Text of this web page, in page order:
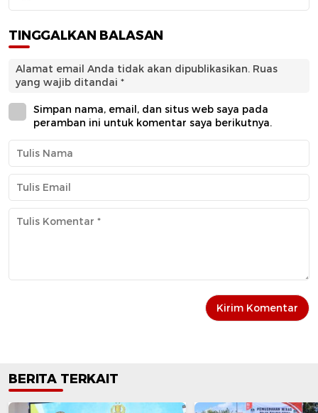
TINGGALKAN BALASAN
Alamat email Anda tidak akan dipublikasikan. Ruas
yang wajib ditandai *
Simpan nama, email, dan situs web saya pada
peramban ini untuk komentar saya berikutnya.
BERITA TERKAIT